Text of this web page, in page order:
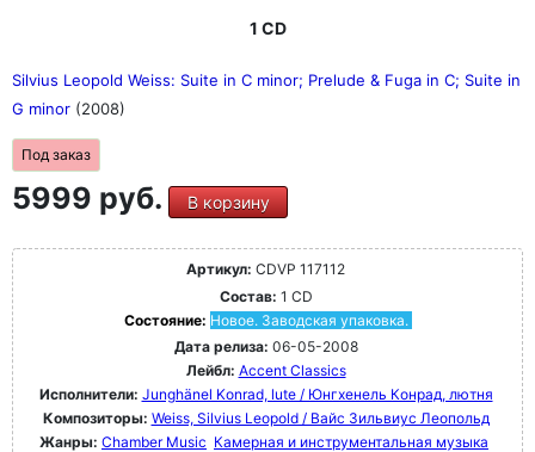
1 CD
Silvius Leopold Weiss: Suite in C minor; Prelude & Fuga in C; Suite in
G minor (2008)
Под заказ
5999 руб. В корзину
Артикул: CDVP 117112
Состав: 1 CD
Состояние: Новое. Заводская упаковка.
Дата релиза: 06-05-2008
Лейбл: Accent Classics
Исполнители: Junghänel Konrad, lute / Юнгхенель Конрад, лютня
Композиторы: Weiss, Silvius Leopold / Вайс Зильвиус Леопольд
Жанры: Chamber Music Камерная и инструментальная музыка